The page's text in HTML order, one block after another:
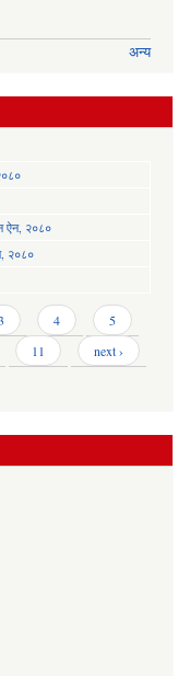
अन्य
ऐन, २०८०
२०८०
4
5
11
next ›